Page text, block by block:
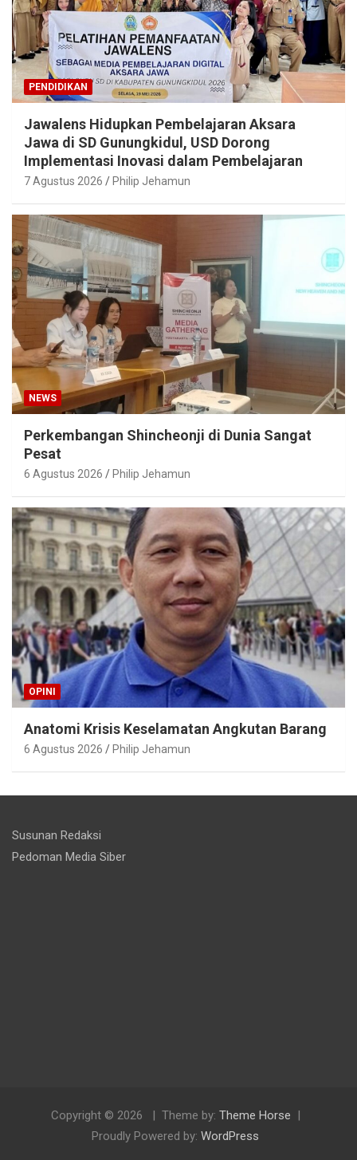
PENDIDIKAN
Jawalens Hidupkan Pembelajaran Aksara
Jawa di SD Gunungkidul, USD Dorong
Implementasi Inovasi dalam Pembelajaran
7 Agustus 2026 Philip Jehamun
NEWS
Perkembangan Shincheonji di Dunia Sangat
Pesat
6 Agustus 2026 Philip Jehamun
OPINI
Anatomi Krisis Keselamatan Angkutan Barang
6 Agustus 2026 Philip Jehamun
Susunan Redaksi
Pedoman Media Siber
Copyright © 2026 Theme by: Theme Horse
Proudly Powered by: WordPress